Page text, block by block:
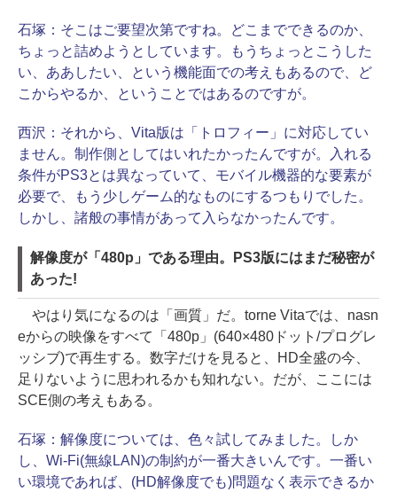
石塚： そこはご要望次第ですね。どこまでできるのか、
ちょっと詰めようとしています。もうちょっとこうした
い、ああしたい、という機能面での考えもあるので、ど
こからやるか、ということではあるのですが。
西沢： それから、Vita版は「トロフィー」に対応してい
ません。制作側としてはいれたかったんですが。入れる
条件がPS3とは異なっていて、モバイル機器的な要素が
必要で、もう少しゲーム的なものにするつもりでした。
しかし、諸般の事情があって入らなかったんです。
解像度が「480p」である理由。PS3版にはまだ秘密が
あった!
やはり気になるのは「画質」だ。torne Vitaでは、nasn
eからの映像をすべて「480p」(640×480ドット/プログレ
ッシブ)で再生する。数字だけを見ると、HD全盛の今、
足りないように思われるかも知れない。だが、ここには
SCE側の考えもある。
石塚： 解像度については、色々試してみました。しか
し、Wi-Fi(無線LAN)の制約が一番大きいんです。一番い
い環境であれば、(HD解像度でも)問題なく表示できるか